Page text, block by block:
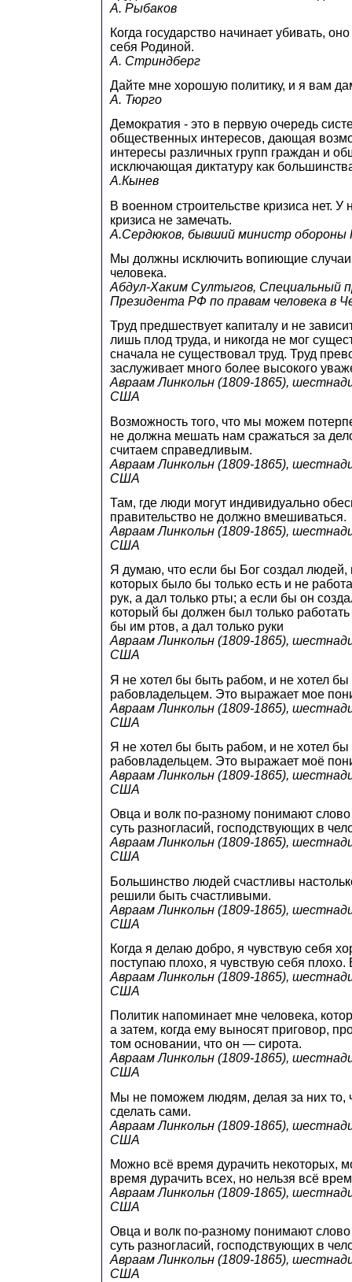
А. Рыбаков
Когда государство начинает убивать,
себя Родиной.
А. Стриндберг
Дайте мне хорошую политику, и я вам
А. Тюрго
Демократия - это в первую очередь
общественных интересов, дающая
интересы различных групп граждан и
исключающая диктатуру как
А.Кынев
В военном строительстве кризиса нет. У
кризиса не замечать.
А.Сердюков, бывший министр обороны
Мы должны исключить вопиющие
человека.
Абдул-Хаким Султыгов, Специальный
Президента РФ по правам человека в
Труд предшествует капиталу и не
лишь плод труда, и никогда не мог
сначала не существовал труд. Труд
заслуживает много более высокого
Авраам Линкольн (1809-1865),
США
Возможность того, что мы можем
не должна мешать нам сражаться за
считаем справедливым.
Авраам Линкольн (1809-1865),
США
Там, где люди могут индивидуально
правительство не должно вмешиваться.
Авраам Линкольн (1809-1865),
США
Я думаю, что если бы Бог создал людей,
которых было бы только есть и не
рук, а дал только рты; а если бы он
который бы должен был только
бы им ртов, а дал только руки
Авраам Линкольн (1809-1865),
США
Я не хотел бы быть рабом, и не хотел бы
рабовладельцем. Это выражает мое
Авраам Линкольн (1809-1865),
США
Я не хотел бы быть рабом, и не хотел бы
рабовладельцем. Это выражает моё
Авраам Линкольн (1809-1865),
США
Овца и волк по-разному понимают
суть разногласий, господствующих в
Авраам Линкольн (1809-1865),
США
Большинство людей счастливы
решили быть счастливыми.
Авраам Линкольн (1809-1865),
США
Когда я делаю добро, я чувствую себя
поступаю плохо, я чувствую себя плохо.
Авраам Линкольн (1809-1865),
США
Политик напоминает мне человека,
а затем, когда ему выносят приговор,
том основании, что он — сирота.
Авраам Линкольн (1809-1865),
США
Мы не поможем людям, делая за них то,
сделать сами.
Авраам Линкольн (1809-1865),
США
Можно всё время дурачить некоторых,
время дурачить всех, но нельзя всё
Авраам Линкольн (1809-1865),
США
Овца и волк по-разному понимают
суть разногласий, господствующих в
Авраам Линкольн (1809-1865),
США